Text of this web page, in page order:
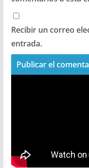
Recibir un correo
entrada.